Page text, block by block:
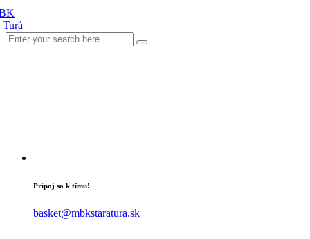
Pripoj sa k tímu!
basket@mbkstaratura.sk